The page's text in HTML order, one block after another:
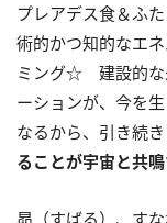
プレアデス食＆ふ
術的かつ知的なエ
ミング☆ 建設的な
ーションが、今を
なるから、引き続き
ることが宇宙と共
昴（すばる）、す